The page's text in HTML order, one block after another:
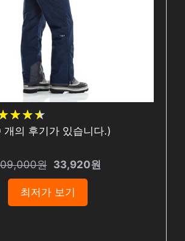
★★★
★★★
개의 후기가 있습니다.)
원 33,920원
최저가 보기